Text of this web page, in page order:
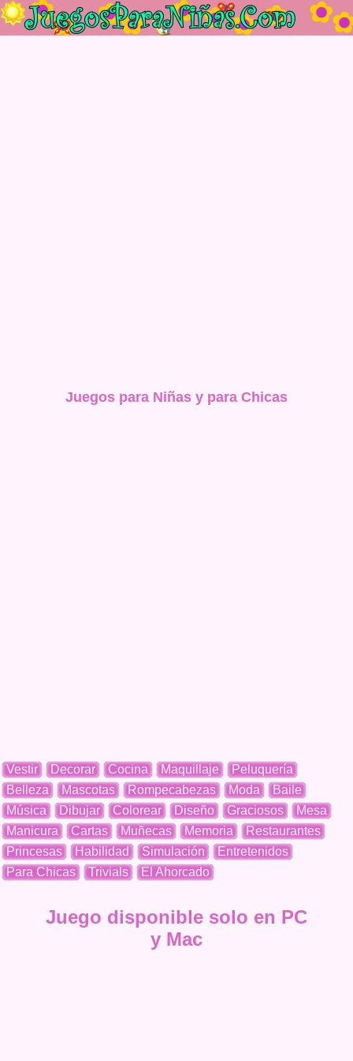
Juegos para Niñas y para Chicas
Vestir Decorar Cocina Maquillaje
Peluquería
Belleza
Mascotas Rompecabezas Moda
Baile
Música
Dibujar Colorear Diseño Graciosos
Mesa
Manicura
Cartas Muñecas Memoria
Restaurantes
Princesas
Habilidad Simulación
Entretenidos
Para Chicas
Trivials El Ahorcado
Juego disponible solo en PC
y Mac